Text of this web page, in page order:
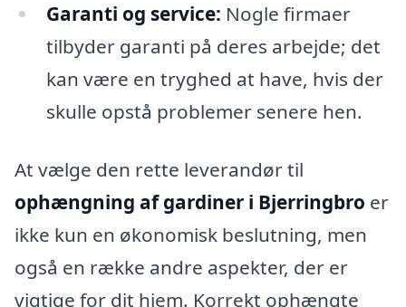
Garanti og service: Nogle firmaer
tilbyder garanti på deres arbejde; det
kan være en tryghed at have, hvis der
skulle opstå problemer senere hen.
At vælge den rette leverandør til
ophængning af gardiner i Bjerringbro er
ikke kun en økonomisk beslutning, men
også en række andre aspekter, der er
vigtige for dit hjem. Korrekt ophængte